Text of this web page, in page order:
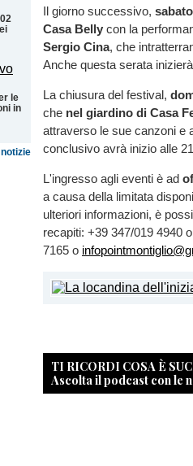
le
in
Il giorno successivo,
Casa Belly con la
Sergio Cina, che
Anche questa serata
La chiusura del festival,
che nel giardino di Casa
attraverso le sue canzoni e
conclusivo avrà inizio alle
L'ingresso agli eventi è ad
a causa della limitata
ulteriori informazioni, è
recapiti: +39 347/019 4940
7165 o
TI RICORDI COSA È
Ascolta il podcast con le